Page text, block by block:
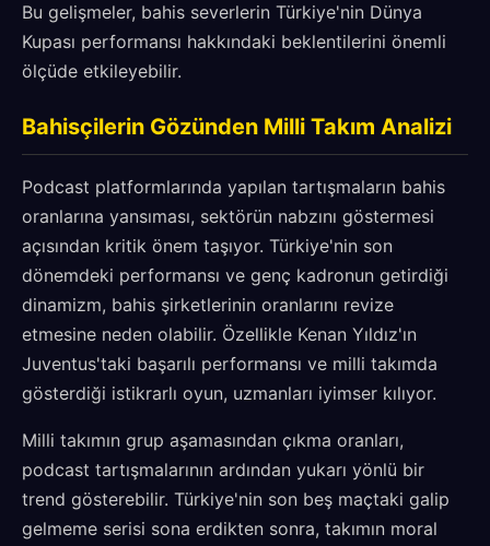
Bu gelişmeler, bahis severlerin Türkiye'nin Dünya
Kupası performansı hakkındaki beklentilerini önemli
ölçüde etkileyebilir.
Bahisçilerin Gözünden Milli Takım Analizi
Podcast platformlarında yapılan tartışmaların bahis
oranlarına yansıması, sektörün nabzını göstermesi
açısından kritik önem taşıyor. Türkiye'nin son
dönemdeki performansı ve genç kadronun getirdiği
dinamizm, bahis şirketlerinin oranlarını revize
etmesine neden olabilir. Özellikle Kenan Yıldız'ın
Juventus'taki başarılı performansı ve milli takımda
gösterdiği istikrarlı oyun, uzmanları iyimser kılıyor.
Milli takımın grup aşamasından çıkma oranları,
podcast tartışmalarının ardından yukarı yönlü bir
trend gösterebilir. Türkiye'nin son beş maçtaki galip
gelmeme serisi sona erdikten sonra, takımın moral